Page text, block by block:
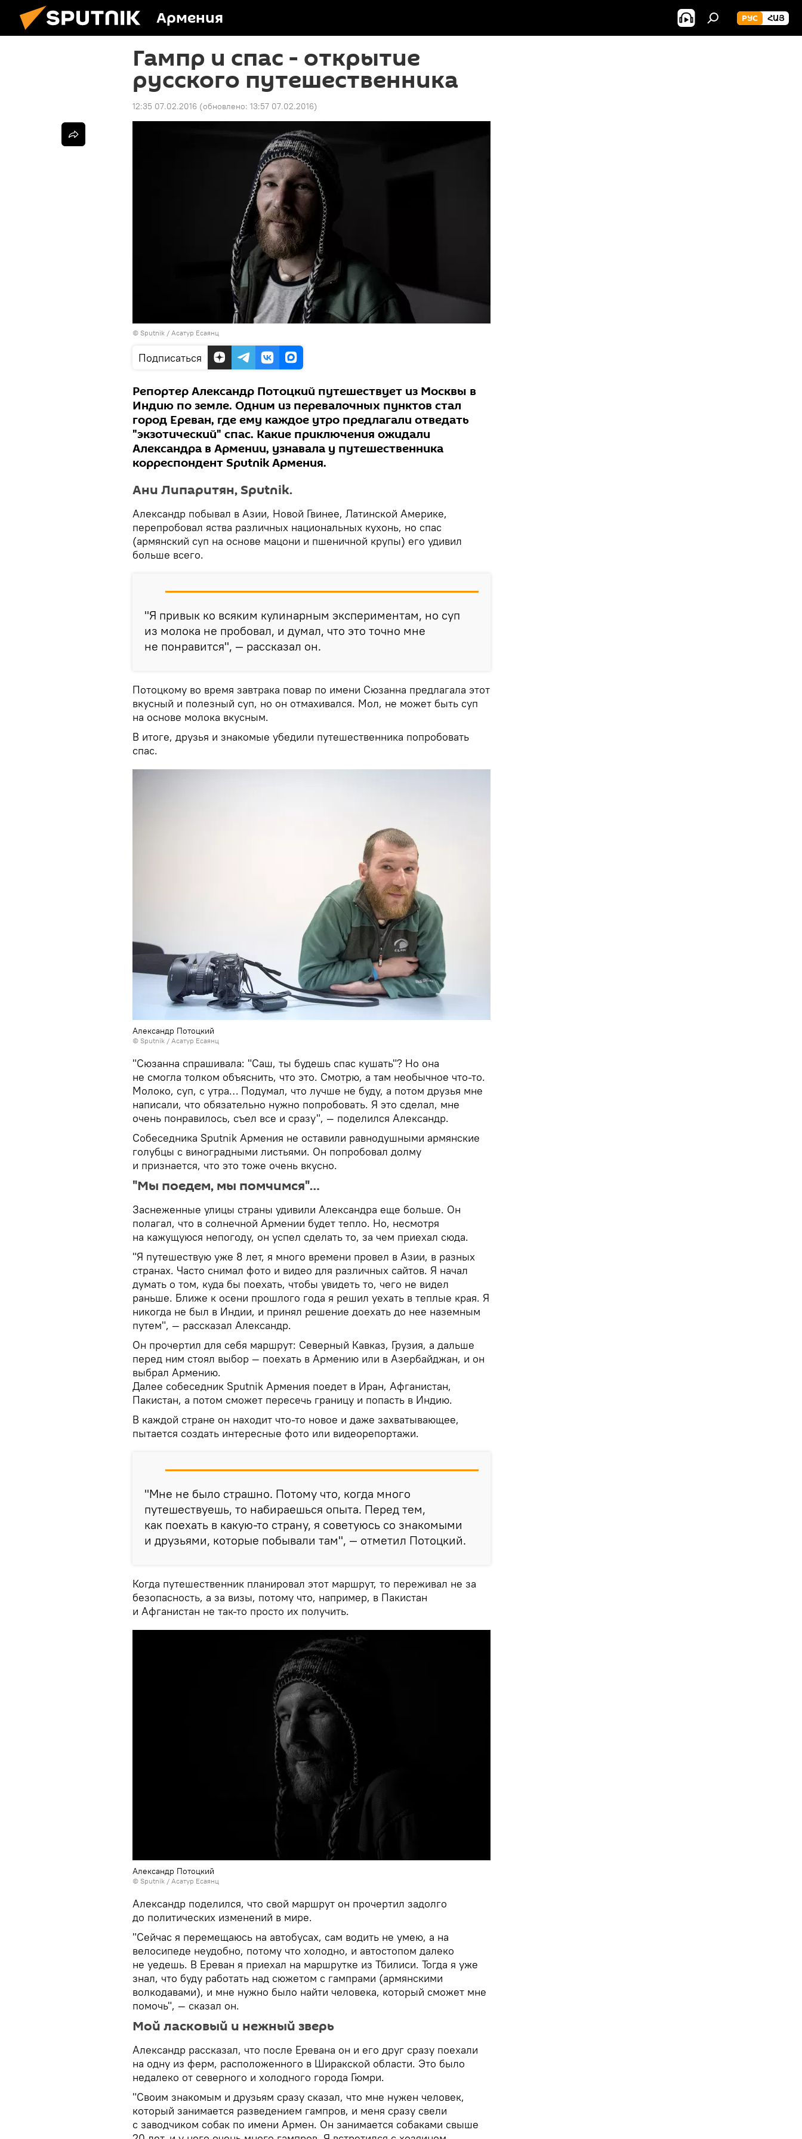
Армения РУС ՀԱՅ
Гампр и спас - открытие
русского путешественника
12:35 07.02.2016 (обновлено: 13:57 07.02.2016)
© Sputnik / Асатур Есаянц
Подписаться
Репортер Александр Потоцкий путешествует из Москвы в
Индию по земле. Одним из перевалочных пунктов стал
город Ереван, где ему каждое утро предлагали отведать
"экзотический" спас. Какие приключения ожидали
Александра в Армении, узнавала у путешественника
корреспондент Sputnik Армения.
Ани Липаритян, Sputnik.
Александр побывал в Азии, Новой Гвинее, Латинской Америке,
перепробовал яства различных национальных кухонь, но спас
(армянский суп на основе мацони и пшеничной крупы) его удивил
больше всего.
"Я привык ко всяким кулинарным экспериментам, но суп
из молока не пробовал, и думал, что это точно мне
не понравится", — рассказал он.
Потоцкому во время завтрака повар по имени Сюзанна предлагала этот
вкусный и полезный суп, но он отмахивался. Мол, не может быть суп
на основе молока вкусным.
В итоге, друзья и знакомые убедили путешественника попробовать
спас.
Александр Потоцкий
© Sputnik / Асатур Есаянц
"Сюзанна спрашивала: "Саш, ты будешь спас кушать"? Но она
не смогла толком объяснить, что это. Смотрю, а там необычное что-то.
Молоко, суп, с утра… Подумал, что лучше не буду, а потом друзья мне
написали, что обязательно нужно попробовать. Я это сделал, мне
очень понравилось, съел все и сразу", — поделился Александр.
Собеседника Sputnik Армения не оставили равнодушными армянские
голубцы с виноградными листьями. Он попробовал долму
и признается, что это тоже очень вкусно.
"Мы поедем, мы помчимся"…
Заснеженные улицы страны удивили Александра еще больше. Он
полагал, что в солнечной Армении будет тепло. Но, несмотря
на кажущуюся непогоду, он успел сделать то, за чем приехал сюда.
"Я путешествую уже 8 лет, я много времени провел в Азии, в разных
странах. Часто снимал фото и видео для различных сайтов. Я начал
думать о том, куда бы поехать, чтобы увидеть то, чего не видел
раньше. Ближе к осени прошлого года я решил уехать в теплые края. Я
никогда не был в Индии, и принял решение доехать до нее наземным
путем", — рассказал Александр.
Он прочертил для себя маршрут: Северный Кавказ, Грузия, а дальше
перед ним стоял выбор — поехать в Армению или в Азербайджан, и он
выбрал Армению.
Далее собеседник Sputnik Армения поедет в Иран, Афганистан,
Пакистан, а потом сможет пересечь границу и попасть в Индию.
В каждой стране он находит что-то новое и даже захватывающее,
пытается создать интересные фото или видеорепортажи.
"Мне не было страшно. Потому что, когда много
путешествуешь, то набираешься опыта. Перед тем,
как поехать в какую-то страну, я советуюсь со знакомыми
и друзьями, которые побывали там", — отметил Потоцкий.
Когда путешественник планировал этот маршрут, то переживал не за
безопасность, а за визы, потому что, например, в Пакистан
и Афганистан не так-то просто их получить.
Александр Потоцкий
© Sputnik / Асатур Есаянц
Александр поделился, что свой маршрут он прочертил задолго
до политических изменений в мире.
"Сейчас я перемещаюсь на автобусах, сам водить не умею, а на
велосипеде неудобно, потому что холодно, и автостопом далеко
не уедешь. В Ереван я приехал на маршрутке из Тбилиси. Тогда я уже
знал, что буду работать над сюжетом с гампрами (армянскими
волкодавами), и мне нужно было найти человека, который сможет мне
помочь", — сказал он.
Мой ласковый и нежный зверь
Александр рассказал, что после Еревана он и его друг сразу поехали
на одну из ферм, расположенного в Ширакской области. Это было
недалеко от северного и холодного города Гюмри.
"Своим знакомым и друзьям сразу сказал, что мне нужен человек,
который занимается разведением гампров, и меня сразу свели
с заводчиком собак по имени Армен. Он занимается собаками свыше